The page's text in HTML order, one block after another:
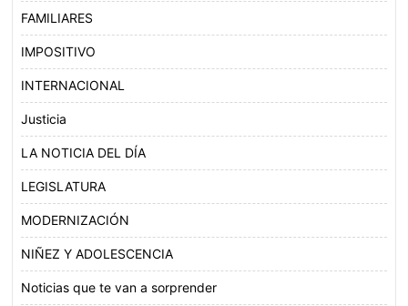
FAMILIARES
IMPOSITIVO
INTERNACIONAL
Justicia
LA NOTICIA DEL DÍA
LEGISLATURA
MODERNIZACIÓN
NIÑEZ Y ADOLESCENCIA
Noticias que te van a sorprender